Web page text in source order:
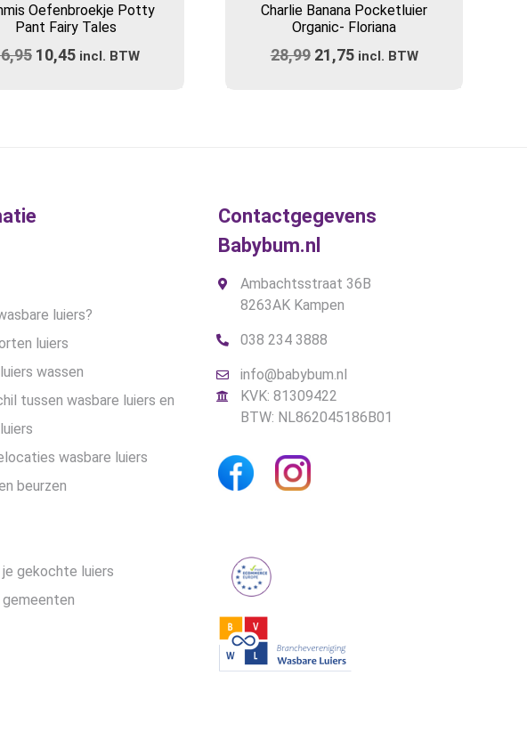
heeft
meerdere
variaties.
Oefenbroekje Potty
Pant Fairy Tales
Oorspronkelijke
10,45Huidige
incl. BTW
Charlie Banana Pocketluier
Organic- Floriana
28,99 Oorspronkelijke
21,75Huidige
incl. BTW
luiers?
luiers
wassen
tussen wasbare luiers en
wasbare luiers
beurzen
gekochte luiers
Contactgegevens
Babybum.nl
Ambachtsstraat 36B
8263AK Kampen
038 234 3888
info@babybum.nl
KVK: 81309422
BTW: NL862045186B01